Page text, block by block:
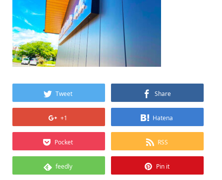
Tweet Share
+1 Hatena
Pocket RSS
feedly Pin it